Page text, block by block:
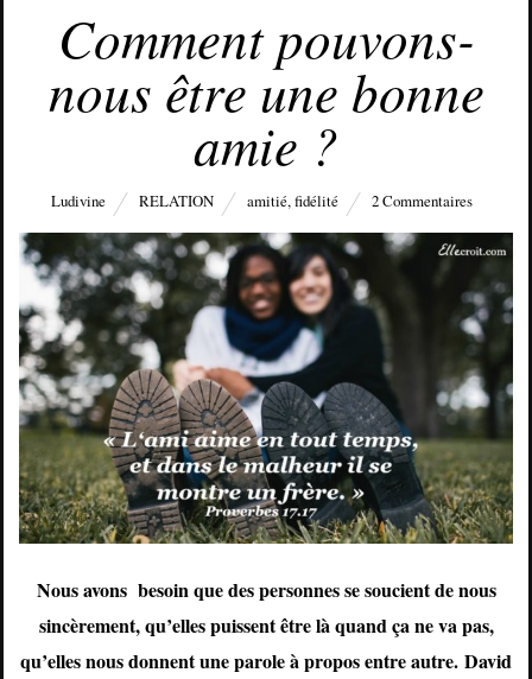
Comment pouvons-
nous être une bonne
amie ?
Ludivine RELATION amitié,fidélité 2 Commentaires
Nous avons besoin que des personnes se soucient de nous
sincèrement, qu’elles puissent être là quand ça ne va pas,
qu’elles nous donnent une parole à propos entre autre. David